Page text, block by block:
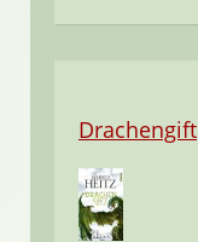
Drachengift